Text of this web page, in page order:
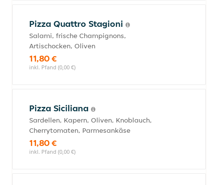
Pizza Quattro Stagioni
Salami, frische Champignons,
Artischocken, Oliven
11,80 €
inkl. Pfand (0,00 €)
Pizza Siciliana
Sardellen, Kapern, Oliven, Knoblauch,
Cherrytomaten, Parmesankäse
11,80 €
inkl. Pfand (0,00 €)